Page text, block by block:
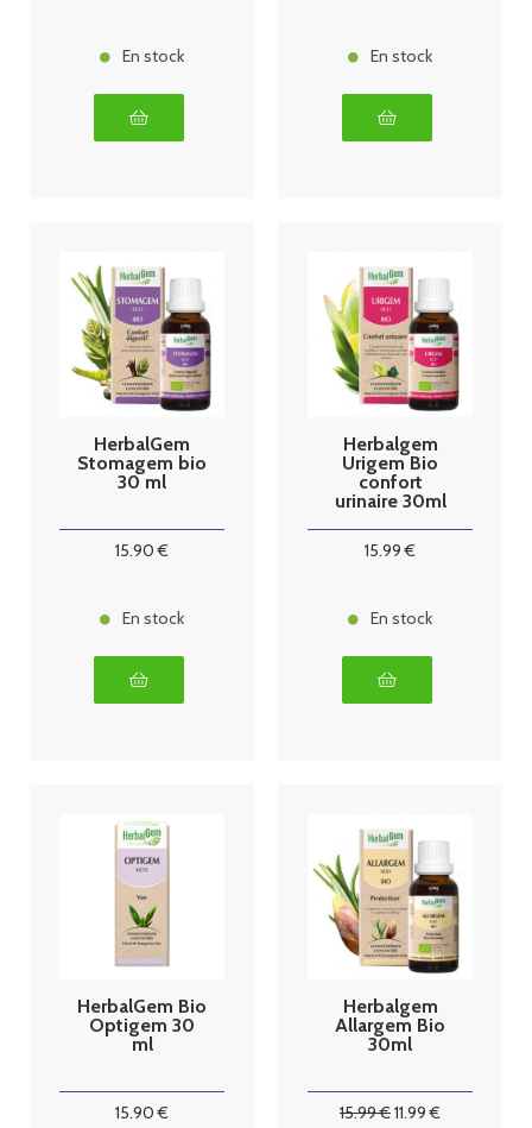
En stock En stock
HerbalGem
Stomagem bio
30 ml
15.90 €
En stock
Herbalgem
Urigem Bio
confort
urinaire 30ml
15.99 €
En stock
HerbalGem Bio
Optigem 30
ml
15.90 €
Herbalgem
Allargem Bio
30ml
15.99€11.99 €